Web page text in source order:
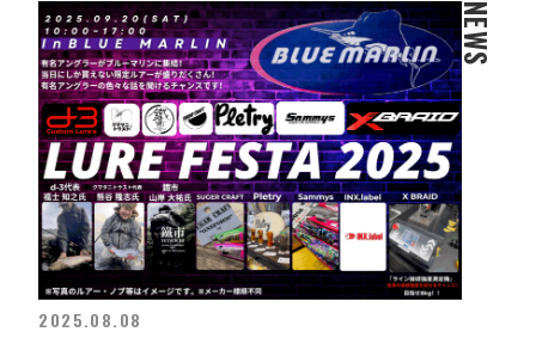
NEWS
2025.08.08